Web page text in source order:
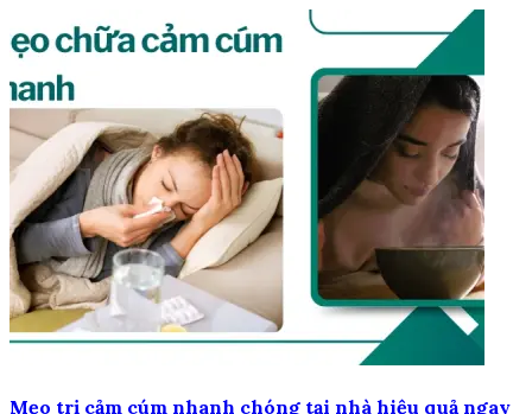
Mẹo trị cảm cúm nhanh chóng tại nhà hiệu quả ngay